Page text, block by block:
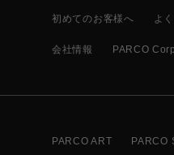
初めてのお客様へ よ
会社情報 PARCO
PARCO ART PARCO